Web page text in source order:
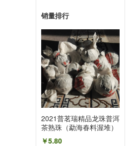
销量排行
2021普茗瑞精品龙珠普洱
茶熟珠（勐海春料渥堆）
熟韵熟味普洱龙珠1颗
￥5.80